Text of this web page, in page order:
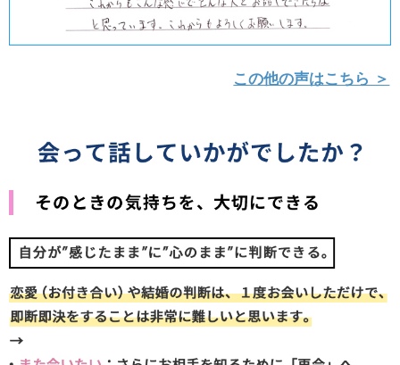
この他の声はこちら ＞